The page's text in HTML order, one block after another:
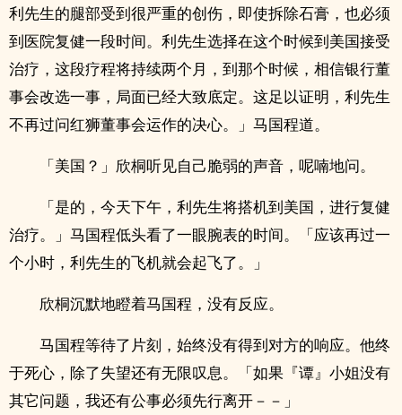
利先生的腿部受到很严重的创伤，即使拆除石膏，也必须
到医院复健一段时间。利先生选择在这个时候到美国接受
治疗，这段疗程将持续两个月，到那个时候，相信银行董
事会改选一事，局面已经大致底定。这足以证明，利先生
不再过问红狮董事会运作的决心。」马国程道。
「美国？」欣桐听见自己脆弱的声音，呢喃地问。
「是的，今天下午，利先生将搭机到美国，进行复健
治疗。」马国程低头看了一眼腕表的时间。「应该再过一
个小时，利先生的飞机就会起飞了。」
欣桐沉默地瞪着马国程，没有反应。
马国程等待了片刻，始终没有得到对方的响应。他终
于死心，除了失望还有无限叹息。「如果『谭』小姐没有
其它问题，我还有公事必须先行离开－－」